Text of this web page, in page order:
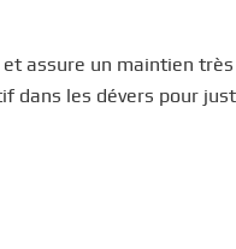
assure un maintien
les dévers pour